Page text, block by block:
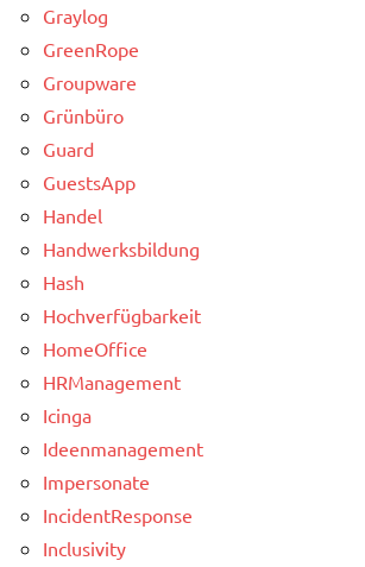
Graylog
GreenRope
Groupware
Grünbüro
Guard
GuestsApp
Handel
Handwerksbildung
Hash
Hochverfügbarkeit
HomeOffice
HRManagement
Icinga
Ideenmanagement
Impersonate
IncidentResponse
Inclusivity